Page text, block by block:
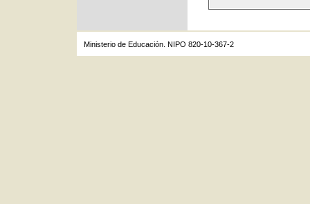
Ministerio de Educación. NIPO 820-10-367-2